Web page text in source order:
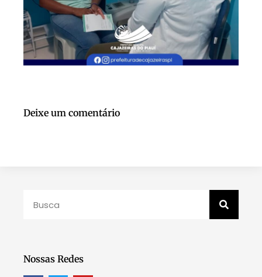
Deixe um comentário
Nossas Redes